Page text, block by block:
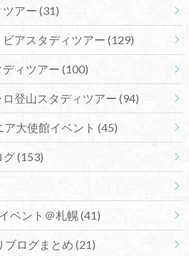
アー (31)
アスタディツアー (129)
ィツアー (100)
登山スタディツアー (94)
大使館イベント (45)
グ(153)
ベント＠札幌(41)
ブログまとめ (21)